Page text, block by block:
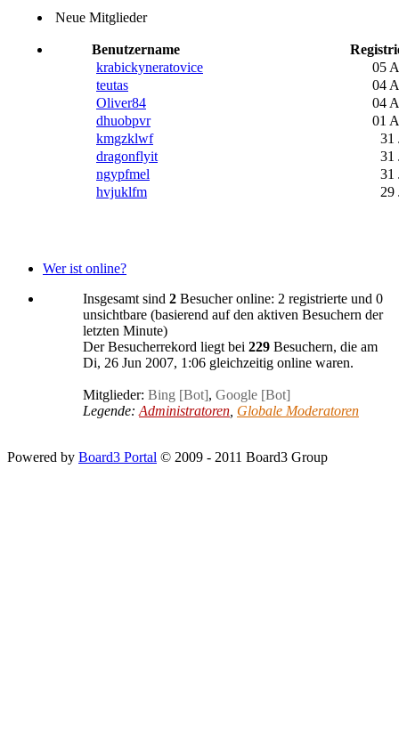
Neue Mitglieder
Benutzername
krabickyneratovice
05
teutas
04
Oliver84
04
dhuobpvr
01
kmgzklwf
31
dragonflyit
31
ngypfmel
31
hvjuklfm
29
Wer ist online?
Insgesamt sind 2 Besucher online: 2 registrierte und 0
unsichtbare (basierend auf den aktiven Besuchern der
letzten Minute)
Der Besucherrekord liegt bei 229 Besuchern, die am
Di, 26 Jun 2007, 1:06 gleichzeitig online waren.
Mitglieder: Bing [Bot], Google [Bot]
Legende:Administratoren, Globale Moderatoren
Powered by Board3 Portal © 2009 - 2011 Board3 Group